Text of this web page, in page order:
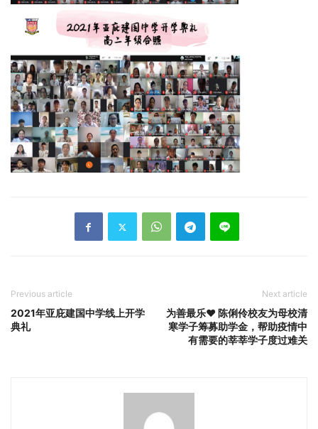
Previous article
2021年亚庇建国中学线上开学
典礼
Next article
为善最乐♥️ 陈俐伶校友为母校清
寒学子筹募助学金，帮助疫情中
有需要的莘莘学子度过难关